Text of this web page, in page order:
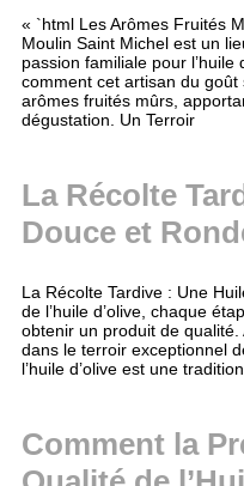
« `html Les Arômes Fruités
Moulin Saint Michel est un
passion familiale pour l’huile
comment cet artisan du
arômes fruités mûrs,
dégustation. Un Terroir
La Récolte
Douce et
La Récolte Tardive : Une
de l’huile d’olive, chaque
obtenir un produit de
dans le terroir exceptionnel
l’huile d’olive est une
Comment la